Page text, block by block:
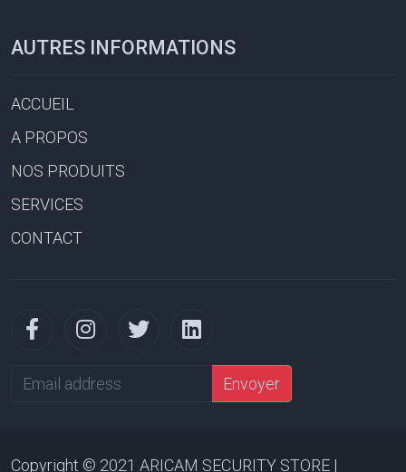
AUTRES INFORMATIONS
ACCUEIL
A PROPOS
NOS PRODUITS
SERVICES
CONTACT
Email
Envoyer
Copyright © 2021 ARICAM SECURITY STORE |